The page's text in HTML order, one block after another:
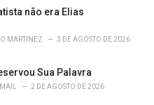
não era Elias
MARTINEZ 3 DE AGOSTO DE 2026
Sua Palavra
2 DE AGOSTO DE 2026